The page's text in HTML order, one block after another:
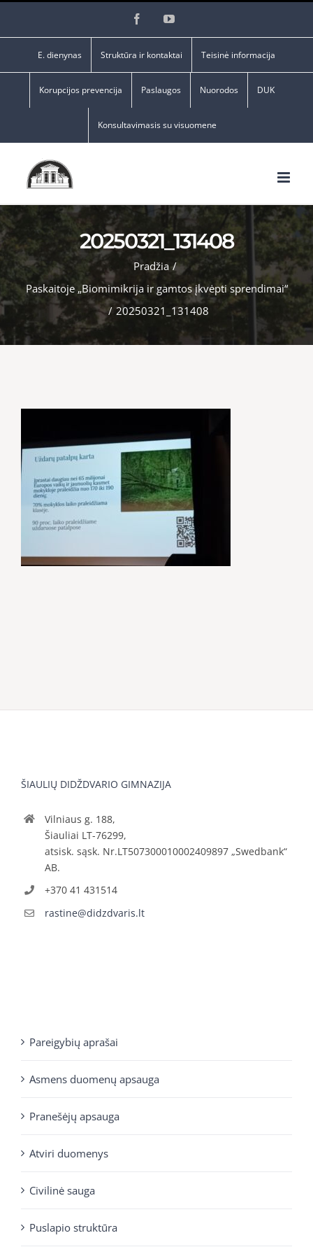
FacebookYouTube
E. dienynas Struktūra ir kontaktai Teisinė informacija
Korupcijos prevencija Paslaugos Nuorodos DUK
Konsultavimasis su visuomene
20250321_131408
Pradžia /
Paskaitoje „Biomimikrija ir gamtos įkvėpti sprendimai“
/ 20250321_131408
ŠIAULIŲ DIDŽDVARIO GIMNAZIJA
Vilniaus g. 188,
Šiauliai LT-76299,
atsisk. sąsk. Nr.LT507300010002409897 „Swedbank“
AB.
+370 41 431514
rastine@didzdvaris.lt
Pareigybių aprašai
Asmens duomenų apsauga
Pranešėjų apsauga
Atviri duomenys
Civilinė sauga
Puslapio struktūra